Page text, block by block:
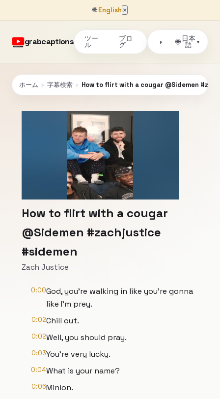
🌐English ×
grabcaptions ツー
ル
ブロ
グ ◑ 🌐 日本
語
▾
ホーム › 字幕検索 › How to flirt with a cougar @Sidemen
How to flirt with a cougar
@Sidemen #zachjustice
#sidemen
Zach Justice
0:00God, you're walking in like you're gonna
like I'm prey.
0:02Chill out.
0:02Well, you should pray.
0:03You're very lucky.
0:04What is your name?
0:06Minion.